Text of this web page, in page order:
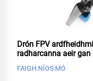
Drón FPV
radharcanna aeir
FAIGH NÍOS MÓ